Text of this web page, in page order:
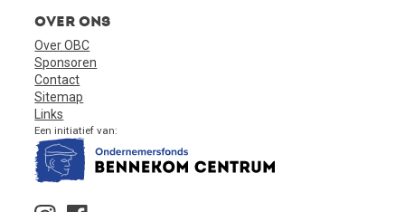
Over ons
Over OBC
Sponsoren
Contact
Sitemap
Links
Een initiatief van: